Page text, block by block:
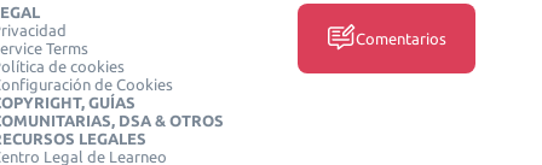
Terms
de cookies
de Cookies
GUÍAS
DSA & OTROS
LEGALES
Legal de Learneo
Comentarios